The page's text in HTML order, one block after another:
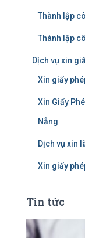
Thành lập
Thành lập
Dịch vụ xin
Xin giấy
Xin Giấy
Nẵng
Dịch vụ xin
Xin giấy
Tin tức